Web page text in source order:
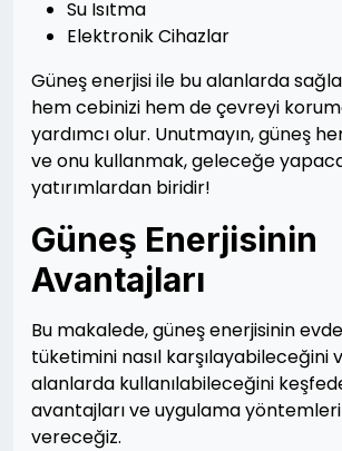
Su Isıtma
Elektronik Cihazlar
Güneş enerjisi ile bu alanlarda
hem cebinizi hem de çevreyi
yardımcı olur. Unutmayın, güneş
ve onu kullanmak, geleceğe
yatırımlardan biridir!
Güneş Enerjisinin
Avantajları
Bu makalede, güneş enerjisinin
tüketimini nasıl karşılayabileceğini
alanlarda kullanılabileceğini
avantajları ve uygulama
vereceğiz.